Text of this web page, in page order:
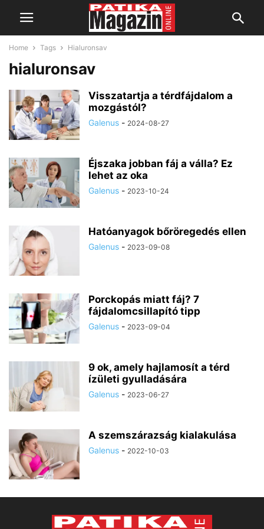
Home Tags Hialuronsav
hialuronsav
Visszatartja a térdfájdalom a
mozgástól?
Galenus - 2024-08-27
Éjszaka jobban fáj a válla? Ez
lehet az oka
Galenus - 2023-10-24
Hatóanyagok bőröregedés ellen
Galenus - 2023-09-08
Porckopás miatt fáj? 7
fájdalomcsillapító tipp
Galenus - 2023-09-04
9 ok, amely hajlamosít a térd
ízületi gyulladására
Galenus - 2023-06-27
A szemszárazság kialakulása
Galenus - 2022-10-03